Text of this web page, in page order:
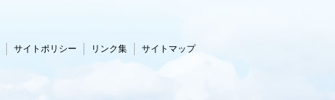
サイトポリシー リンク集 サイトマップ